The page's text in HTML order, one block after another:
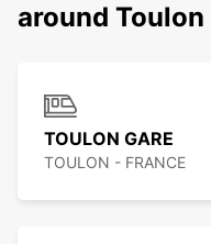
around Toulon
TOULON GARE
TOULON - FRANCE